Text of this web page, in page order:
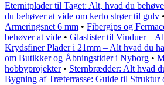
Eternitplader til Taget: Alt, hvad du
du behøver at vide om kerto strøer til gulv •
Armeringsnet 6 mm • Fibergips og
behøver at vide • Glaslister til Vinduer –
Krydsfiner Plader i 21mm – Alt hvad du
om Butikker og Åbningstider i Nyborg •
hobbyprojekter• Sternbrædder: Alt hvad
Bygning af Træterrasse: Guide til Struktur